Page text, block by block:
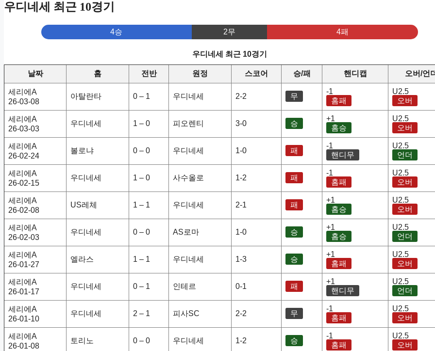
우디네세 최근 10경기
4승 2무 4패
우디네세 최근 10경기
날짜 홈 전반 원정 스코어 승/패 핸디캡 오버/언
세리에A
26-03-08
아탈란타 0 – 1 우디네세 2-2 무
-1
홈패
U2.5
오버
세리에A
26-03-03
우디네세 1 – 0 피오렌티 3-0 승
+1
홈승
U2.5
오버
세리에A
26-02-24
볼로냐 0 – 0 우디네세 1-0 패
-1
핸디무
U2.5
언더
세리에A
26-02-15
우디네세 1 – 0 사수올로 1-2 패
-1
홈패
U2.5
오버
세리에A
26-02-08
US레체 1 – 1 우디네세 2-1 패
+1
홈승
U2.5
오버
세리에A
26-02-03
우디네세 0 – 0 AS로마 1-0 승
+1
홈승
U2.5
언더
세리에A
26-01-27
엘라스 1 – 1 우디네세 1-3 승
+1
홈패
U2.5
오버
세리에A
26-01-17
우디네세 0 – 1 인테르 0-1 패
+1
핸디무
U2.5
언더
세리에A
26-01-10
우디네세 2 – 1 피사SC 2-2 무
-1
홈패
U2.5
오버
세리에A
26-01-08
토리노 0 – 0 우디네세 1-2 승
-1
홈패
U2.5
오버